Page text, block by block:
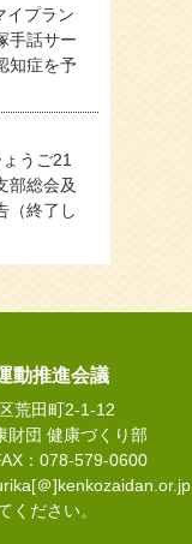
イプラン
手話サー
知症を予
うご21
部総会及
（終了し
動推進会議
荒田町2-1-12
財団 健康づくり部
：078-579-0600
＠]kenkozaidan.or.jp
ください。